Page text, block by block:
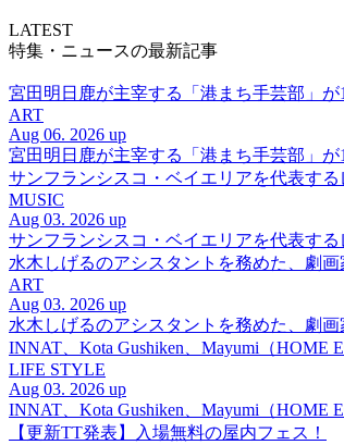
LATEST
特集・ニュースの最新記事
宮田明日鹿が主宰する「港まち手芸部」
ART
Aug 06. 2026 up
宮田明日鹿が主宰する「港まち手芸部」
サンフランシスコ・ベイエリアを代表す
MUSIC
Aug 03. 2026 up
サンフランシスコ・ベイエリアを代表す
水木しげるのアシスタントを務めた、劇
ART
Aug 03. 2026 up
水木しげるのアシスタントを務めた、劇
INNAT、Kota Gushiken、Mayumi（HOME
LIFE STYLE
Aug 03. 2026 up
INNAT、Kota Gushiken、Mayumi（HOME
【更新TT発表】入場無料の屋内フェス！